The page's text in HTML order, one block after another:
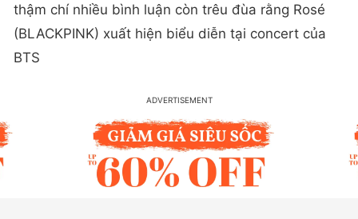
thậm chí nhiều bình luận còn trêu đùa rằng Rosé
(BLACKPINK) xuất hiện biểu diễn tại concert của
BTS